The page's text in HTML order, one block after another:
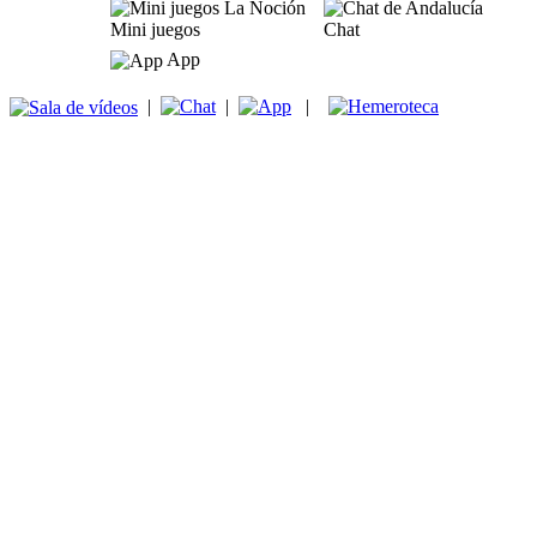
Mini juegos
Chat
App
| | |